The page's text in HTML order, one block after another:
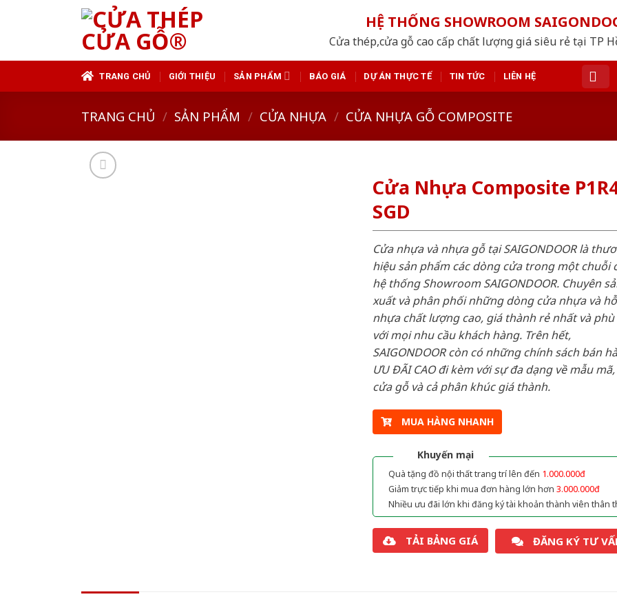
HỆ THỐNG SHOWROOM
Cửa thép,cửa gỗ cao cấp chất lượng giá siêu rẻ tại TP
TRANG CHỦ GIỚI THIỆU SẢN PHẨM BÁO GIÁ DỰ ÁN THỰC TẾ TIN TỨC LIÊN HỆ
TRANG CHỦ / SẢN PHẨM / CỬA NHỰA / CỬA NHỰA GỖ COMPOSITE
Cửa Nhựa Composite
SGD
Cửa nhựa và nhựa gỗ tại SAIGONDOOR là
hiệu sản phẩm các dòng cửa trong một chuỗi
hệ thống Showroom SAIGONDOOR. Chuyên
xuất và phân phối những dòng cửa nhựa và
nhựa chất lượng cao, giá thành rẻ nhất và
với mọi nhu cầu khách hàng. Trên hết,
SAIGONDOOR còn có những chính sách bán
ƯU ĐÃI CAO đi kèm với sự đa dạng về mẫu
cửa gỗ và cả phân khúc giá thành.
MUA HÀNG NHANH
Khuyến mại
Quà tặng đồ nội thất trang trí lên đến 1.000.000đ
Giảm trực tiếp khi mua đơn hàng lớn hơn 3.000.000đ
Nhiều ưu đãi lớn khi đăng ký tài khoản thành viên thân
TẢI BẢNG GIÁ ĐĂNG KÝ TƯ